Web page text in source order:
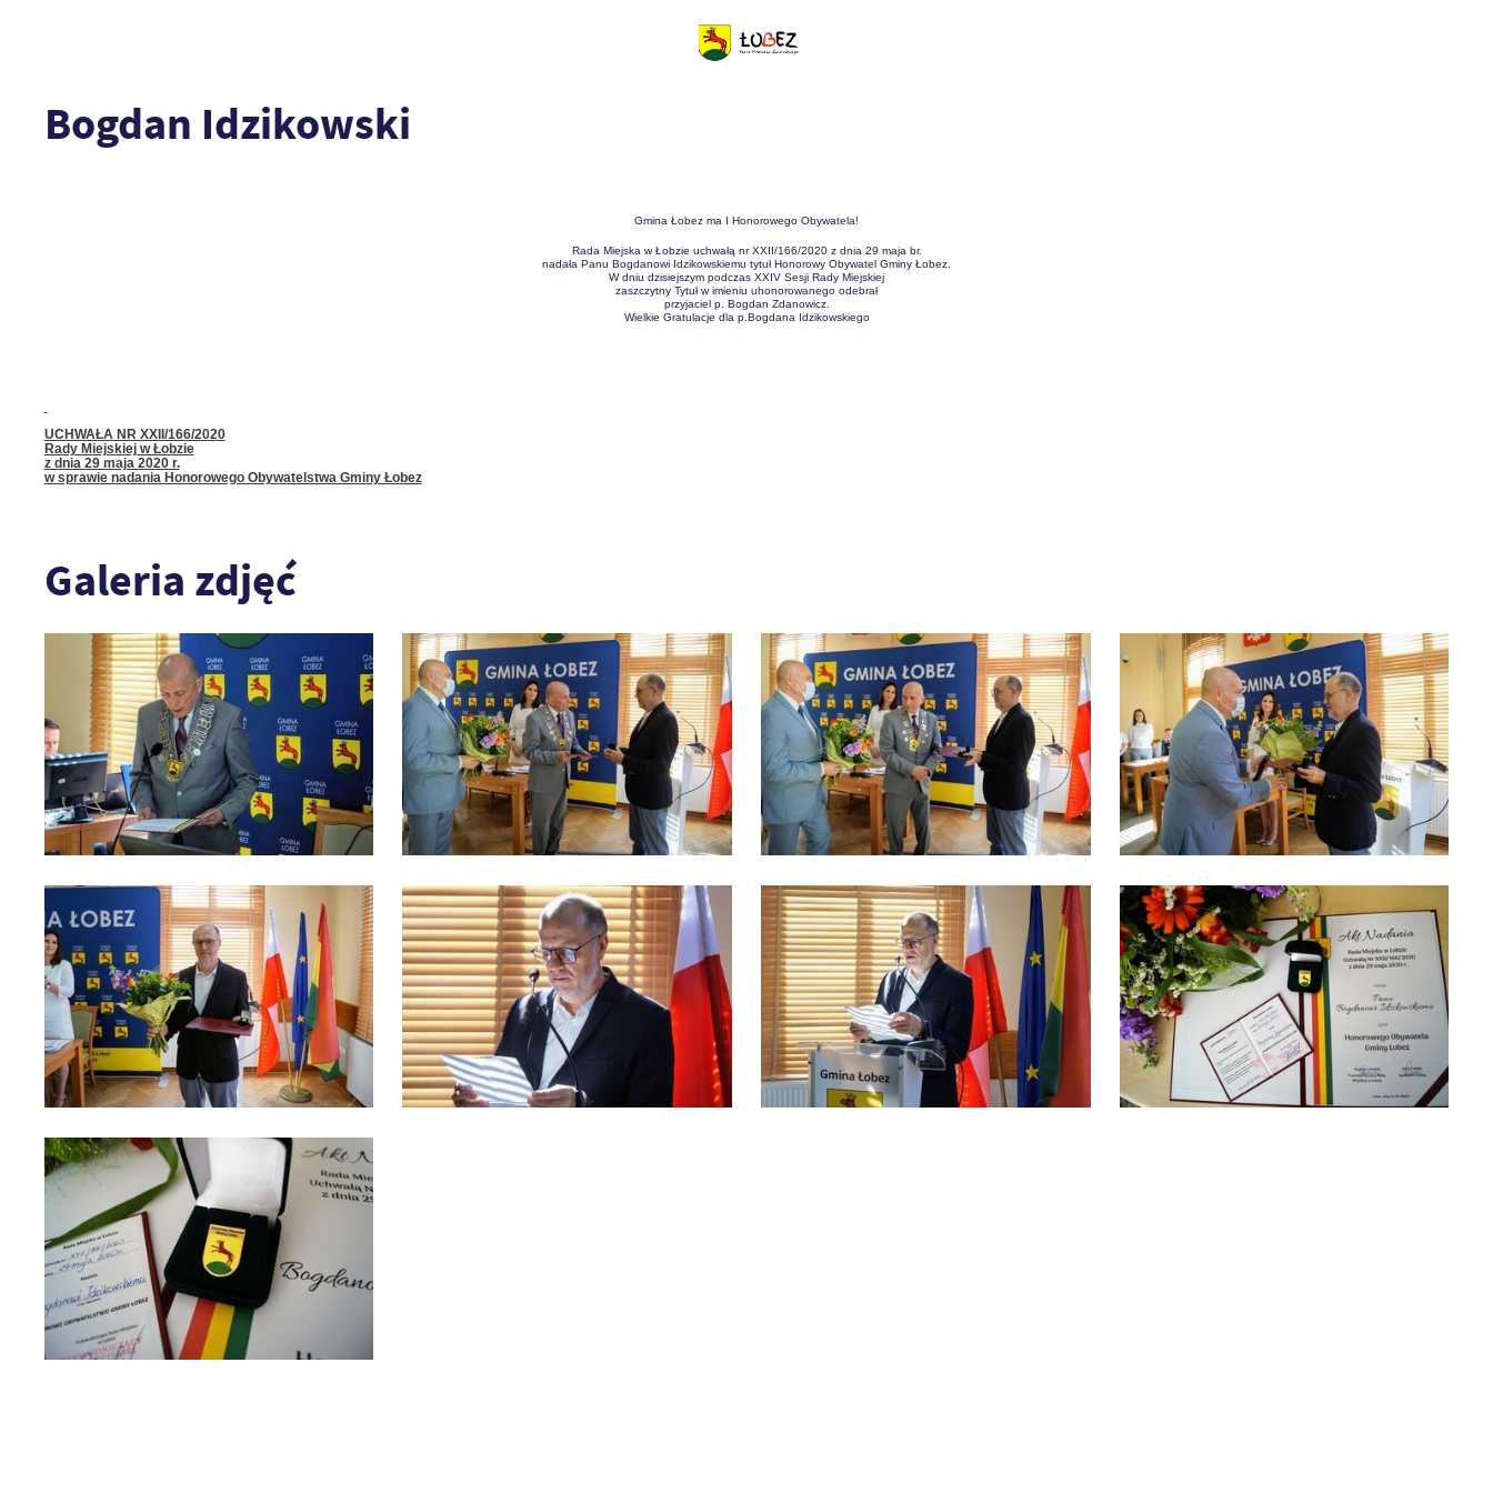
Bogdan Idzikowski
Gmina Łobez ma I Honorowego Obywatela!
Rada Miejska w Łobzie uchwałą nr XXII/166/2020 z dnia 29 maja br.
nadała Panu Bogdanowi Idzikowskiemu tytuł Honorowy Obywatel Gminy Łobez.
W dniu dzisiejszym podczas XXIV Sesji Rady Miejskiej
zaszczytny Tytuł w imieniu uhonorowanego odebrał
przyjaciel p. Bogdan Zdanowicz.
Wielkie Gratulacje dla p.Bogdana Idzikowskiego
UCHWAŁA NR XXII/166/2020
Rady Miejskiej w Łobzie
z dnia 29 maja 2020 r.
w sprawie nadania Honorowego Obywatelstwa Gminy Łobez
Galeria zdjęć